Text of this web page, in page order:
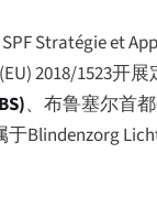
SPF Stratégie et
2018/1523
、布鲁塞尔首都
Blindenzorg